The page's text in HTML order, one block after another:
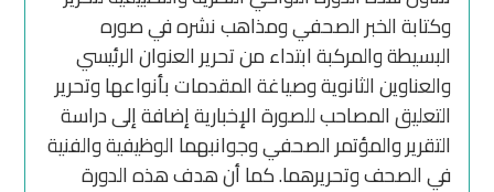
وكتابة الخبر الصحفي ومذاهب نشره في صوره
البسيطة والمركبة ابتداء من تحرير العنوان الرئيسي
والعناوين الثانوية وصياغة المقدمات بأنواعها وتحرير
التعليق المصاحب للصورة الإخبارية إضافة إلى دراسة
التقرير والمؤتمر الصحفي وجوانبهما الوظيفية والفنية
في الصحف وتحريرهما. كما أن هدف هذه الدورة